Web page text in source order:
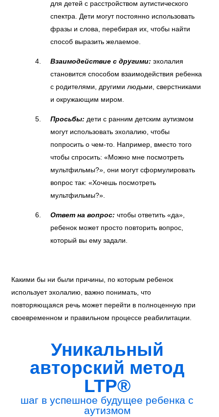
для детей с расстройством аутистического
спектра . Дети могут постоянно использовать
фразы и слова, перебирая их, чтобы найти
способ выразить желаемое.
Взаимодействие с другими: эхолалия
становится способом взаимодействия ребенка
с родителями, другими людьми, сверстниками
и окружающим миром.
Просьбы: дети с ранним детским аутизмом
могут использовать эхолалию, чтобы
попросить о чем-то. Например, вместо того
чтобы спросить: «Можно мне посмотреть
мультфильмы?», они могут сформулировать
вопрос так: «Хочешь посмотреть
мультфильмы?».
Ответ на вопрос: чтобы ответить «да»,
ребенок может просто повторить вопрос,
который вы ему задали.
Какими бы ни были причины, по которым ребенок
использует эхолалию, важно понимать, что
повторяющаяся речь может перейти в полноценную при
своевременном и правильном процессе реабилитации.
Уникальный
авторский метод
LTP®
шаг в успешное будущее ребенка с
аутизмом